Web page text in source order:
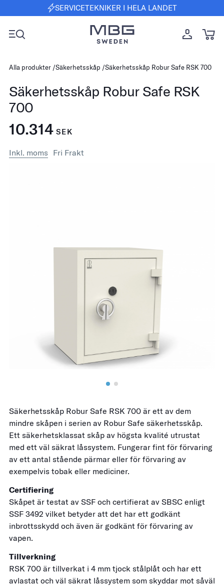
SERVICETEKNIKER I HELA LANDET
Alla produkter Säkerhetsskåp Säkerhetsskåp Robur Safe RSK 700
Säkerhetsskåp Robur Safe RSK
700
10.314 SEK
Inkl. moms Fri Frakt
Säkerhetsskåp Robur Safe RSK 700 är ett av dem
mindre skåpen i serien av Robur Safe säkerhetsskåp.
Ett säkerhetsklassat skåp av högsta kvalité utrustat
med ett väl säkrat låssystem. Fungerar fint för förvaring
av ett antal stående pärmar eller för förvaring av
exempelvis tobak eller mediciner.
Certifiering
Skåpet är testat av SSF och certifierat av SBSC enligt
SSF 3492 vilket betyder att det har ett godkänt
inbrottsskydd och även är godkänt för förvaring av
vapen.
Tillverkning
RSK 700 är tillverkat i 4 mm tjock stålplåt och har ett
avlastat och väl säkrat låssystem som skyddar mot såväl